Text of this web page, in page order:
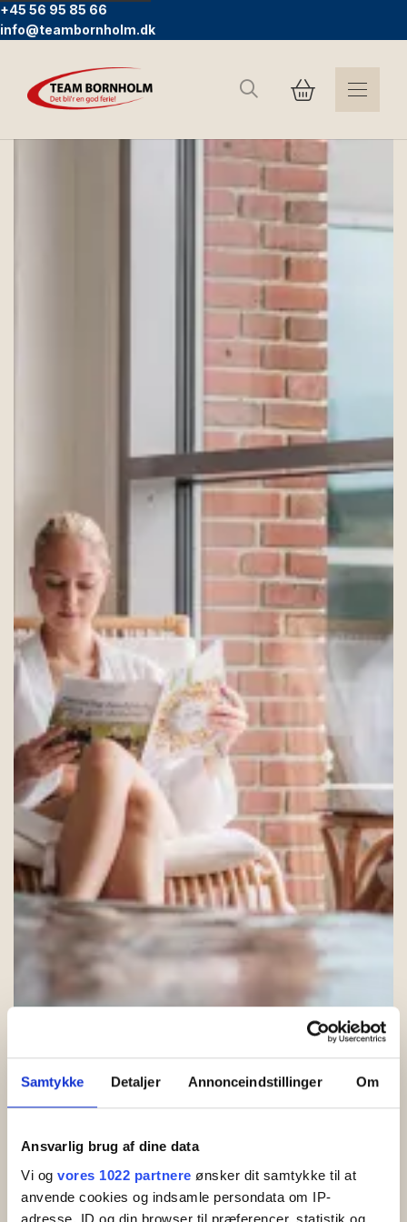
Samtykke Detaljer Annonceindstillinger Om
Ansvarlig brug af dine data
Vi og vores 1022 partnere ønsker dit samtykke til at
anvende cookies og indsamle persondata om IP-
adresse, ID og din browser til præferencer, statistik og
+45 56 95 85 66
info@teambornholm.dk
Suchen